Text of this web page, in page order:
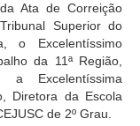
Ata de Correição
Superior do
o Excelentíssimo
da 11ª Região,
Excelentíssima
Diretora da Escola
de 2º Grau.